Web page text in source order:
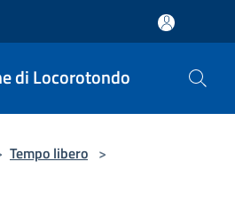
di Locorotondo
Tempo libero >